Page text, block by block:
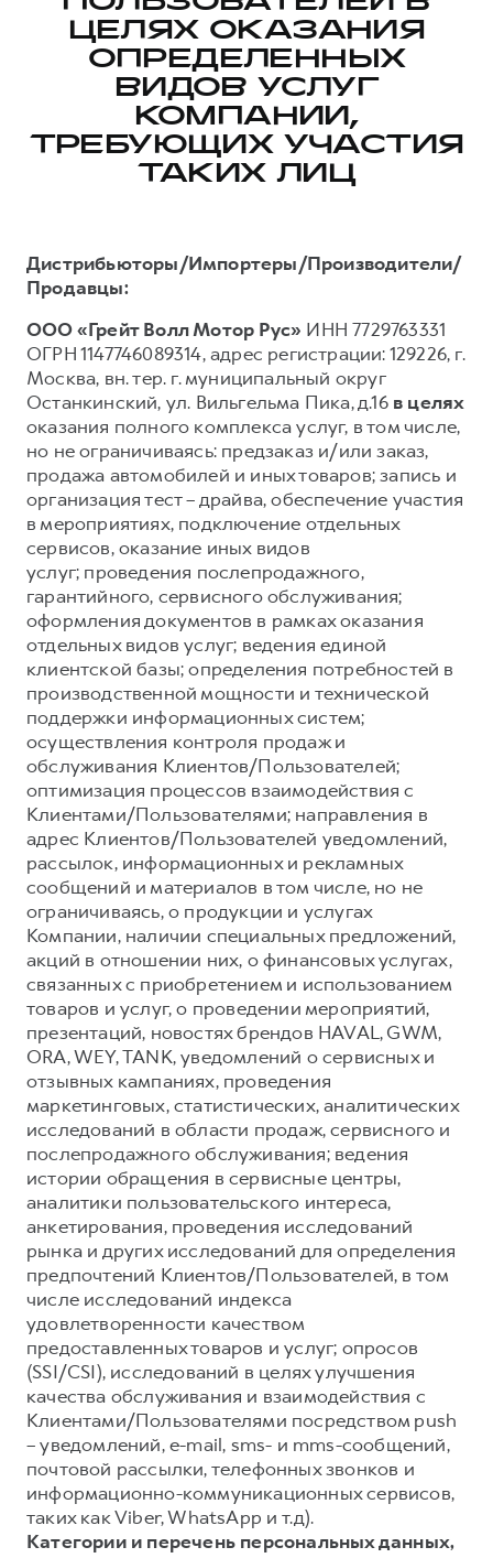
DARGO X
от 3 499 000 ₽
F7
от 2 899 000 ₽
F7X
от 3 449 000 ₽
Тест-драйв
Трейд-ин
КРЕДИТ И СТРАХОВАНИЕ
Кредитный калькулятор
Для малого бизнеса
Корпоративным клиентам
Крупным корпоративным клиентам
Система управления автопарком
Сервис для корпоративных клиентов
HAVAL Лизинг
АКСЕССУАРЫ HAVAL
Автомобильные аксессуары
Коллекция CITY
Коллекция Базовая
Коллекция Детская
СЕРВИСНОЕ ОБСЛУЖИВАНИЕ
Нулевое ТО
Программа «Помощь на дороге»
Регламенты технического обслуживания
Электронный ПТС
GWM Безопасность
Гарантия HAVAL
Мобильное приложение GWM
Программа «HAVAL Защита+»
Руководства по эксплуатации
Подписки
АКСЕССУАРЫ HAVAL
Автомобильные аксессуары
Коллекция CITY
Коллекция Базовая
Коллекция Детская
О дилере
Наша команда
ЦЕЛЯХ ОКАЗАНИЯ
ОПРЕДЕЛЕННЫХ
ВИДОВ УСЛУГ
КОМПАНИИ,
ТРЕБУЮЩИХ УЧАСТИЯ
ТАКИХ ЛИЦ
Дистрибьюторы/Импортеры/Производители/
Продавцы:
ООО «Грейт Волл Мотор Рус» ИНН 7729763331
ОГРН 1147746089314, адрес регистрации: 129226, г.
Москва, вн. тер. г. муниципальный округ
Останкинский, ул. Вильгельма Пика, д.16 в целях
оказания полного комплекса услуг, в том числе,
но не ограничиваясь: предзаказ и/или заказ,
продажа автомобилей и иных товаров; запись и
организация тест – драйва, обеспечение участия
в мероприятиях, подключение отдельных
сервисов, оказание иных видов
услуг; проведения послепродажного,
гарантийного, сервисного обслуживания;
оформления документов в рамках оказания
отдельных видов услуг; ведения единой
клиентской базы; определения потребностей в
производственной мощности и технической
поддержки информационных систем;
осуществления контроля продаж и
обслуживания Клиентов/Пользователей;
оптимизация процессов взаимодействия с
Клиентами/Пользователями; направления в
адрес Клиентов/Пользователей уведомлений,
рассылок, информационных и рекламных
сообщений и материалов в том числе, но не
ограничиваясь, о продукции и услугах
Компании, наличии специальных предложений,
акций в отношении них, о финансовых услугах,
связанных с приобретением и использованием
товаров и услуг, о проведении мероприятий,
презентаций, новостях брендов HAVAL, GWM,
ORA, WEY, TANK, уведомлений о сервисных и
отзывных кампаниях, проведения
маркетинговых, статистических, аналитических
исследований в области продаж, сервисного и
послепродажного обслуживания; ведения
истории обращения в сервисные центры,
аналитики пользовательского интереса,
анкетирования, проведения исследований
рынка и других исследований для определения
предпочтений Клиентов/Пользователей, в том
числе исследований индекса
удовлетворенности качеством
предоставленных товаров и услуг; опросов
(SSI/CSI), исследований в целях улучшения
качества обслуживания и взаимодействия с
Клиентами/Пользователями посредством push
– уведомлений, e-mail, sms- и mms-сообщений,
почтовой рассылки, телефонных звонков и
информационно-коммуникационных сервисов,
таких как Viber, WhatsApp и т.д).
Категории и перечень персональных данных,